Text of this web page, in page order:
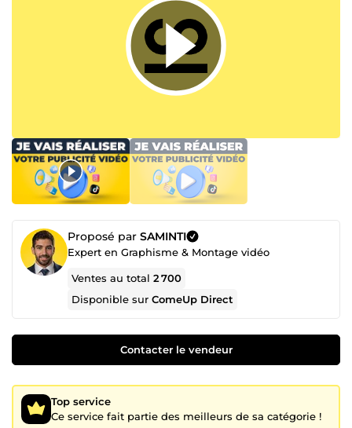
Proposé par SAMINTI
Expert en Graphisme & Montage vidéo
Ventes au total2 700
Disponible surComeUp Direct
Contacter le vendeur
Top service
Ce service fait partie des meilleurs de sa catégorie !